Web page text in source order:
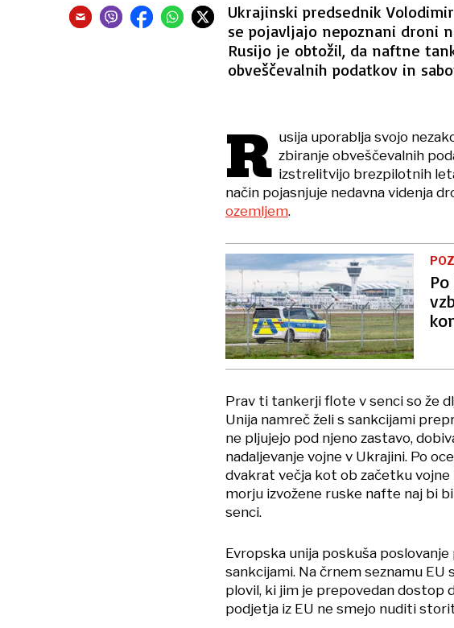
Ukrajinski predsednik
se pojavljajo nepoznani droni
Rusijo je obtožil, da naftne
obveščevalnih podatkov in
R usija uporablja svojo
zbiranje obveščevalnih
izstrelitvijo brezpilotnih
način pojasnjuje nedavna videnja
ozemljem.
Prav ti tankerji flote v senci so že
Unija namreč želi s sankcijami
ne pljujejo pod njeno zastavo,
nadaljevanje vojne v Ukrajini. Po
dvakrat večja kot ob začetku
morju izvožene ruske nafte naj bi
senci.
Evropska unija poskuša
sankcijami. Na črnem seznamu
plovil, ki jim je prepovedan dostop
podjetja iz EU ne smejo nuditi